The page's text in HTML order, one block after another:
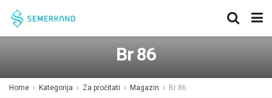
Br 86
Home Kategorija Za pročitati Magazin Br 86